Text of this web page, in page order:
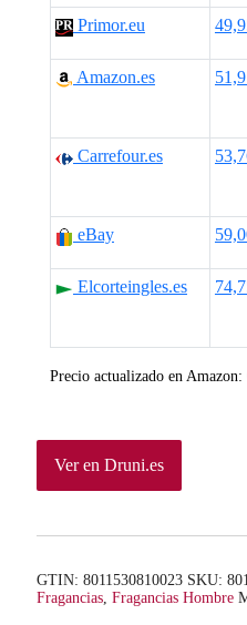
Primor.eu
Amazon.es
Carrefour.es
eBay
Elcorteingles.es
Precio actualizado en Amazon:
Ver en Druni.es
GTIN: 8011530810023 SKU:
Fragancias, Fragancias Hombre